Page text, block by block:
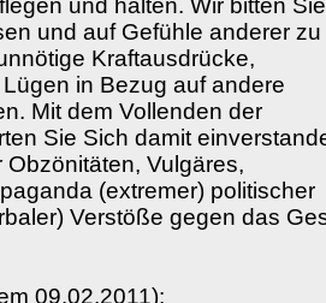
und halten. Wir bitten
und auf Gefühle anderer zu
Kraftausdrücke,
in Bezug auf andere
Mit dem Vollenden der
Sie Sich damit
Vulgäres,
(extremer) politischer
Verstöße gegen das
09.02.2011):